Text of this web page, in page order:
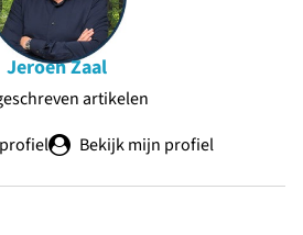
Jeroen Zaal
artikelen
Bekijk mijn profiel